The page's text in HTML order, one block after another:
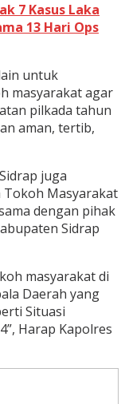
7 Kasus Laka
13 Hari Ops
untuk
masyarakat agar
pilkada tahun
aman, tertib,
juga
Tokoh Masyarakat
dengan pihak
Sidrap
masyarakat di
Daerah yang
Situasi
Harap Kapolres